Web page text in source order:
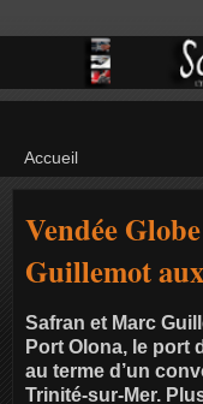
Vendée
Guillemot
Safran et Marc
Port Olona, le port
au terme d’un
Trinité-sur-Mer.